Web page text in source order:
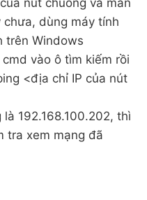
nút chuông và màn
dùng máy tính
trên Windows
vào ô tìm kiếm rồi
<địa chỉ IP của nút
192.168.100.202, thì
tra xem mạng đã